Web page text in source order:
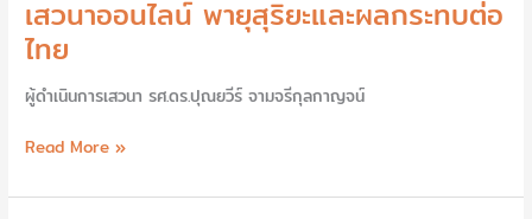
เสวนาออนไลน์ พายุสุริยะและผลกระทบต่อ
ไทย
ผู้ดำเนินการเสวนา รศ.ดร.ปุณยวีร์ จามจรีกุลกาญจน์
Read More »